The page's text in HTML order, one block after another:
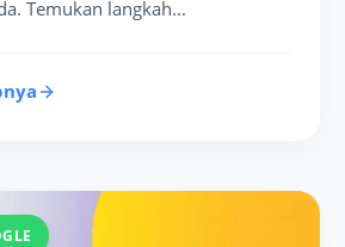
Temukan langkah...